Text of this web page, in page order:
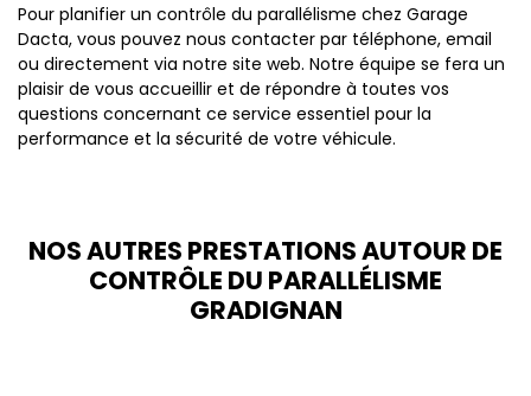
Pour planifier un contrôle du parallélisme chez Garage
Dacta, vous pouvez nous contacter par téléphone, email
ou directement via notre site web. Notre équipe se fera un
plaisir de vous accueillir et de répondre à toutes vos
questions concernant ce service essentiel pour la
performance et la sécurité de votre véhicule.
NOS AUTRES PRESTATIONS AUTOUR DE
CONTRÔLE DU PARALLÉLISME
GRADIGNAN